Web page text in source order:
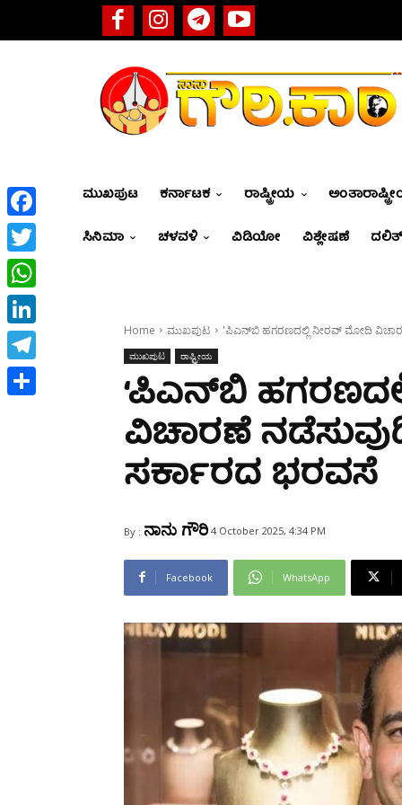
ಮುಖಪುಟ ಕರ್ನಾಟಕ ರಾಷ್ಟ್ರೀಯ
ಸಿನಿಮಾ
ಚಳವಳಿ ವಿಡಿಯೋ ವಿಶ್ಲೇಷಣೆ ದಲಿತ್
Home ಮುಖಪುಟ 'ಪಿಎನ್‌ಬಿ ಹಗರಣದಲ್ಲಿ ನೀರವ್ ಮೋದಿ ವಿಚಾರಣೆ
ಮುಖಪುಟ ರಾಷ್ಟ್ರೀಯ
‘ಪಿಎನ್‌ಬಿ
ವಿಚಾರಣೆ
ಸರ್ಕಾರದ ಭರವಸೆ
By : ನಾನು ಗೌರಿ 4 October 2025, 4:34 PM
Facebook WhatsApp
Facebook
Twitter
WhatsApp
LinkedIn
Telegram